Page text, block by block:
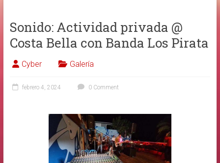
Sonido: Actividad privada @
Costa Bella con Banda Los Pirata
Cyber Galería
febrero 4, 2024 0 Comment